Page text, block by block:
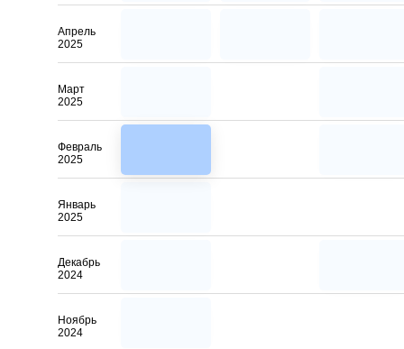
Ноябрь
2024
Декабрь
2024
Январь
2025
Февраль
2025
Март
2025
Апрель
2025